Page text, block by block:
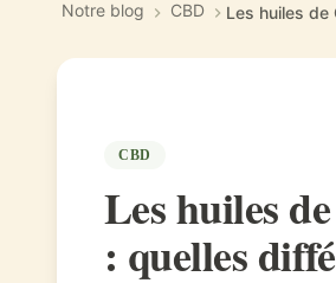
Notre blog CBD
CBD
Les huiles
: quelles